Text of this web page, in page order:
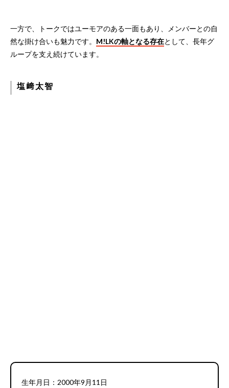
一方で、トークではユーモアのある一面もあり、メンバーとの自
然な掛け合いも魅力です。 M!LKの軸となる存在として、長年グ
ループを支え続けています。
塩﨑太智
生年月日：2000年9月11日